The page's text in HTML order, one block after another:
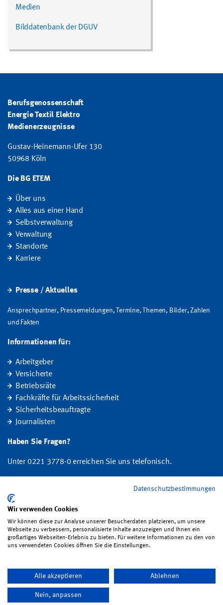
Medien
Bilddatenbank der DGUV
Berufsgenossenschaft
Energie Textil Elektro
Medienerzeugnisse
Gustav-Heinemann-Ufer 130
50968 Köln
Die BG ETEM
Über uns
Alles aus einer Hand
Selbstverwaltung
Verwaltung
Standorte
Karriere
Presse / Aktuelles
Ansprechpartner, Pressemeldungen, Termine, Themen, Bilder, Zahlen
und Fakten
Informationen für:
Arbeitgeber
Versicherte
Betriebsräte
Fachkräfte für Arbeitssicherheit
Sicherheitsbeauftragte
Journalisten
Haben Sie Fragen?
Unter 0221 3778-0 erreichen Sie uns telefonisch.
Entschädigung, Prävention sowie Fragen zu Mitgliedschaft und Beitrag.
Folgen Sie uns:
Barrierefreiheit·Bildrechte
Datenschutzbestimmungen
Wir verwenden Cookies
Wir können diese zur Analyse unserer Besucherdaten platzieren, um unsere
Webseite zu verbessern, personalisierte Inhalte anzuzeigen und Ihnen ein
großartiges Webseiten-Erlebnis zu bieten. Für weitere Informationen zu den von
uns verwendeten Cookies öffnen Sie die Einstellungen.
Alle akzeptieren Ablehnen
Nein, anpassen